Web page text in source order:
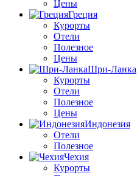
Цены
Греция
Курорты
Отели
Полезное
Цены
Шри-Ланка
Курорты
Отели
Полезное
Цены
Индонезия
Отели
Полезное
Чехия
Курорты